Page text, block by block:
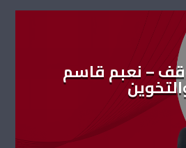
– نعبم قاسم